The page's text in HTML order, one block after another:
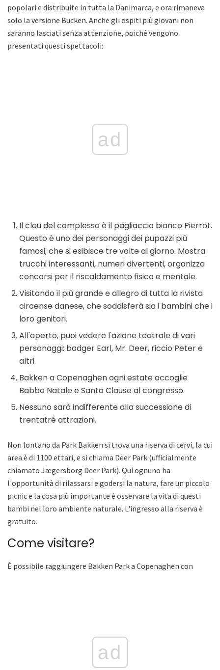
popolari e distribuite in tutta la Danimarca, e ora rimaneva
solo la versione Bucken. Anche gli ospiti più giovani non
saranno lasciati senza attenzione, poiché vengono
presentati questi spettacoli:
ad
Il clou del complesso è il pagliaccio bianco Pierrot.
Questo è uno dei personaggi dei pupazzi più
famosi, che si esibisce tre volte al giorno. Mostra
trucchi interessanti, numeri divertenti, organizza
concorsi per il riscaldamento fisico e mentale.
Visitando il più grande e allegro di tutta la rivista
circense danese, che soddisferà sia i bambini che i
loro genitori.
All'aperto, puoi vedere l'azione teatrale di vari
personaggi: badger Earl, Mr. Deer, riccio Peter e
altri.
Bakken a Copenaghen ogni estate accoglie
Babbo Natale e Santa Clause al congresso.
Nessuno sarà indifferente alla successione di
trentatré attrazioni.
Non lontano da Park Bakken si trova una riserva di cervi, la cui
area è di 1100 ettari, e si chiama Deer Park (ufficialmente
chiamato Jægersborg Deer Park). Qui ognuno ha
l'opportunità di rilassarsi e godersi la natura, fare un piccolo
picnic e la cosa più importante è osservare la vita di questi
bambi nel loro ambiente naturale. L'ingresso alla riserva è
gratuito.
Come visitare?
È possibile raggiungere Bakken Park a Copenaghen con
ad